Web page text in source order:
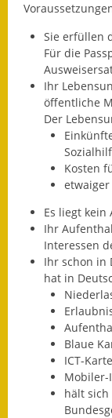
Sie erfüllen
Für die
Ihr
öffentliche
Der
Kosten
Es liegt kein
Ihr
Interessen
Ihr schon in
hat in
Blaue
ICT-Karte
Mobiler-
hält